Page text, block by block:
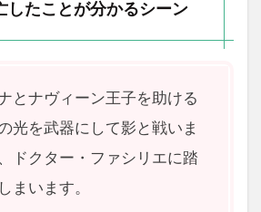
したことが分かるシーン
とナヴィーン王子を助ける
光を武器にして影と戦いま
ドクター・ファシリエに踏
まいます。